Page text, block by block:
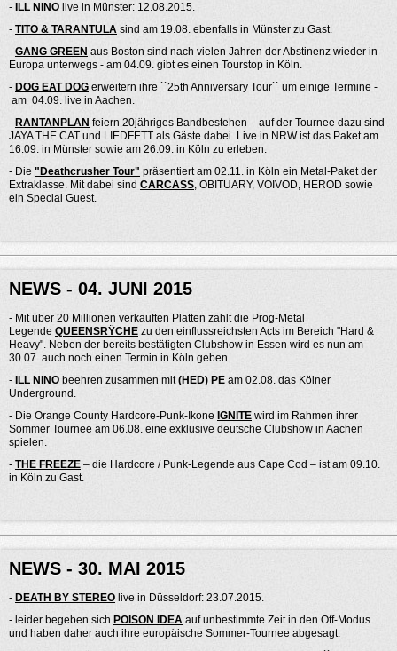
- ILL NINO live in Münster: 12.08.2015.
- TITO & TARANTULA sind am 19.08. ebenfalls in Münster zu Gast.
- GANG GREEN aus Boston sind nach vielen Jahren der Abstinenz wieder in
Europa unterwegs - am 04.09. gibt es einen Tourstop in Köln.
- DOG EAT DOG erweitern ihre ``25th Anniversary Tour`` um einige Termine -
am 04.09. live in Aachen.
- RANTANPLAN feiern 20jähriges Bandbestehen – auf der Tournee dazu sind
JAYA THE CAT und LIEDFETT als Gäste dabei. Live in NRW ist das Paket am
16.09. in Münster sowie am 26.09. in Köln zu erleben.
- Die "Deathcrusher Tour" präsentiert am 02.11. in Köln ein Metal-Paket der
Extraklasse. Mit dabei sind CARCASS, OBITUARY, VOIVOD, HEROD sowie
ein Special Guest.
NEWS - 04. JUNI 2015
- Mit über 20 Millionen verkauften Platten zählt die Prog-Metal
Legende QUEENSRŸCHE zu den einflussreichsten Acts im Bereich "Hard &
Heavy". Neben der bereits bestätigten Clubshow in Essen wird es nun am
30.07. auch noch einen Termin in Köln geben.
- ILL NINO beehren zusammen mit(HED) PE am 02.08. das Kölner
Underground.
- Die Orange County Hardcore-Punk-Ikone IGNITE wird im Rahmen ihrer
Sommer Tournee am 06.08. eine exklusive deutsche Clubshow in Aachen
spielen.
- THE FREEZE – die Hardcore / Punk-Legende aus Cape Cod – ist am 09.10.
in Köln zu Gast.
NEWS - 30. MAI 2015
- DEATH BY STEREO live in Düsseldorf: 23.07.2015.
- leider begeben sich POISON IDEA auf unbestimmte Zeit in den Off-Modus
und haben daher auch ihre europäische Sommer-Tournee abgesagt.